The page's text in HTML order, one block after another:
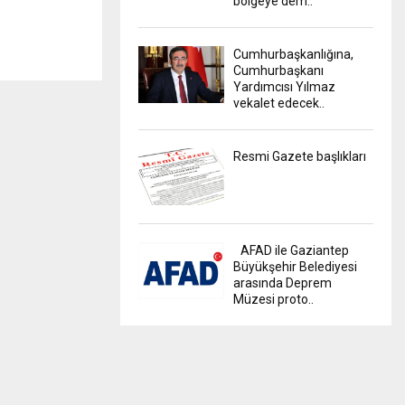
Cumhurbaşkanlığına,
Cumhurbaşkanı
Yardımcısı Yılmaz
vekalet edecek..
Resmi Gazete başlıkları
AFAD ile Gaziantep
Büyükşehir Belediyesi
arasında Deprem
Müzesi proto..